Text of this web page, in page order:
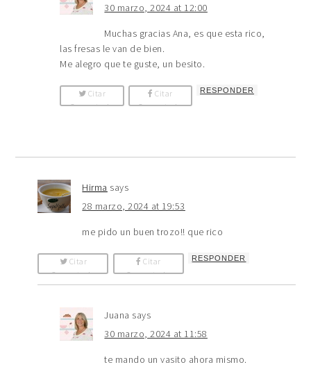
30 marzo, 2024 at 12:00
Muchas gracias Ana, es que esta rico,
las fresas le van de bien.
Me alegro que te guste, un besito.
Citar
Comentario
Citar
Comentario
RESPONDER
Hirma says
28 marzo, 2024 at 19:53
me pido un buen trozo!! que rico
Citar
Comentario
Citar
Comentario
RESPONDER
Juana says
30 marzo, 2024 at 11:58
te mando un vasito ahora mismo.